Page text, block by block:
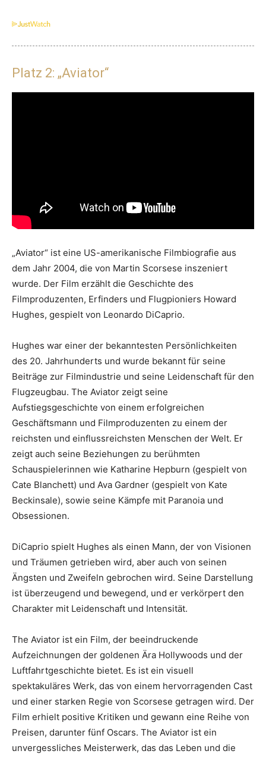
Platz 2: „Aviator“
„Aviator“ ist eine US-amerikanische Filmbiografie aus
dem Jahr 2004, die von Martin Scorsese inszeniert
wurde. Der Film erzählt die Geschichte des
Filmproduzenten, Erfinders und Flugpioniers Howard
Hughes, gespielt von Leonardo DiCaprio.
Hughes war einer der bekanntesten Persönlichkeiten
des 20. Jahrhunderts und wurde bekannt für seine
Beiträge zur Filmindustrie und seine Leidenschaft für den
Flugzeugbau. The Aviator zeigt seine
Aufstiegsgeschichte von einem erfolgreichen
Geschäftsmann und Filmproduzenten zu einem der
reichsten und einflussreichsten Menschen der Welt. Er
zeigt auch seine Beziehungen zu berühmten
Schauspielerinnen wie Katharine Hepburn (gespielt von
Cate Blanchett) und Ava Gardner (gespielt von Kate
Beckinsale), sowie seine Kämpfe mit Paranoia und
Obsessionen.
DiCaprio spielt Hughes als einen Mann, der von Visionen
und Träumen getrieben wird, aber auch von seinen
Ängsten und Zweifeln gebrochen wird. Seine Darstellung
ist überzeugend und bewegend, und er verkörpert den
Charakter mit Leidenschaft und Intensität.
The Aviator ist ein Film, der beeindruckende
Aufzeichnungen der goldenen Ära Hollywoods und der
Luftfahrtgeschichte bietet. Es ist ein visuell
spektakuläres Werk, das von einem hervorragenden Cast
und einer starken Regie von Scorsese getragen wird. Der
Film erhielt positive Kritiken und gewann eine Reihe von
Preisen, darunter fünf Oscars. The Aviator ist ein
unvergessliches Meisterwerk, das das Leben und die